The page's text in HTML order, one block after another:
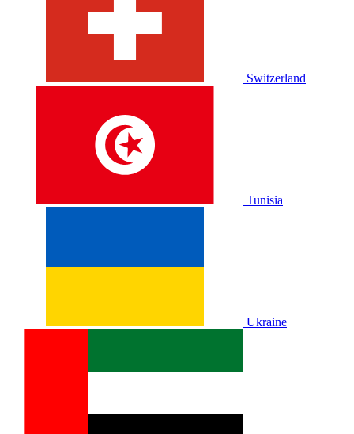
Switzerland
Tunisia
Ukraine